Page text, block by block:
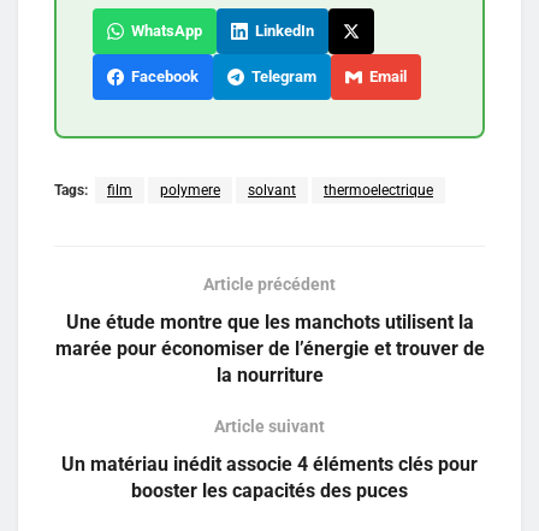
WhatsApp LinkedIn
Facebook Telegram Email
Tags: film polymere solvant thermoelectrique
Article précédent
Une étude montre que les manchots utilisent la
marée pour économiser de l’énergie et trouver de
la nourriture
Article suivant
Un matériau inédit associe 4 éléments clés pour
booster les capacités des puces